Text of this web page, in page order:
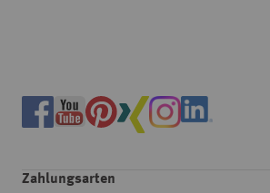
Zahlungsarten